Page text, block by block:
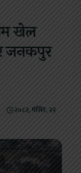
खेल
जनकपुर
२०८२, मंसिर, २२